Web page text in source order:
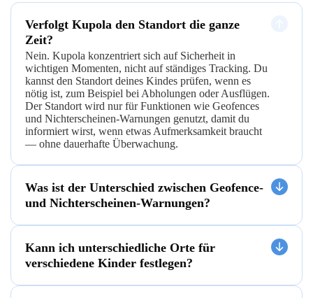
Verfolgt Kupola den Standort die ganze
Zeit?
Nein. Kupola konzentriert sich auf Sicherheit in
wichtigen Momenten, nicht auf ständiges Tracking. Du
kannst den Standort deines Kindes prüfen, wenn es
nötig ist, zum Beispiel bei Abholungen oder Ausflügen.
Der Standort wird nur für Funktionen wie Geofences
und Nichterscheinen-Warnungen genutzt, damit du
informiert wirst, wenn etwas Aufmerksamkeit braucht
— ohne dauerhafte Überwachung.
Was ist der Unterschied zwischen Geofence-
und Nichterscheinen-Warnungen?
Kann ich unterschiedliche Orte für
verschiedene Kinder festlegen?